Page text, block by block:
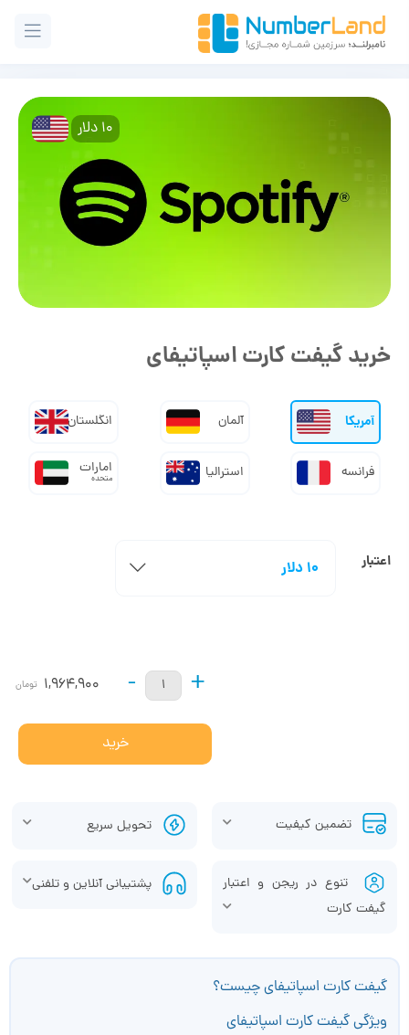
10 دلار
خرید گیفت کارت اسپاتیفای
آمریکا آلمان انگلستان
فرانسه استرالیا امارات
متحده
اعتبار 10 دلار
+
-
1,964,900 تومان
خرید
تضمین کیفیت تحویل سریع
تنوع در ریجن و اعتبار
گیفت کارت
پشتیبانی آنلاین و تلفنی
گیفت کارت اسپاتیفای چیست؟
ویژگی گیفت کارت اسپاتیفای